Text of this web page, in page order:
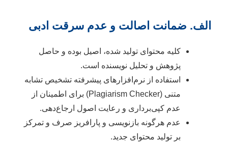
الف. ضمانت اصالت و عدم سرقت ادبی
کلیه محتوای تولید شده، اصیل بوده و حاصل
پژوهش و تحلیل نویسنده است.
استفاده از نرم‌افزارهای پیشرفته تشخیص تشابه
متنی (Plagiarism Checker) برای اطمینان از
عدم کپی‌برداری و رعایت اصول ارجاع‌دهی.
عدم هرگونه بازنویسی و پارافریز صرف و تمرکز
بر تولید محتوای جدید.